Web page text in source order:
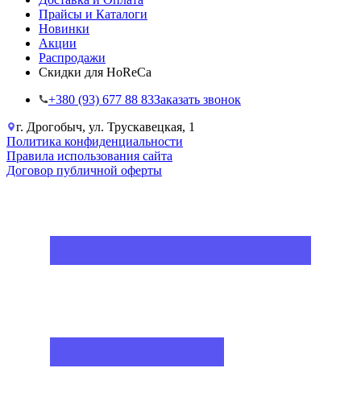
Прайсы и Каталоги
Новинки
Акции
Распродажи
Скидки для HoReCa
+38‎0 (93) 677 88 83Заказать звонок
г. Дрогобыч, ул. Трускавецкая, 1
Политика конфиденциальности
Правила использования сайта
Договор публичной оферты